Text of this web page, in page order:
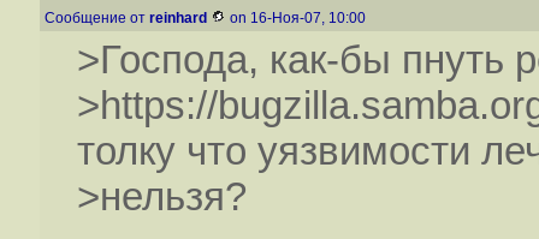
Сообщение от reinhard on 16-Ноя-07, 10:00
>Господа, как-бы пнуть
>https://
толку что уязвимости
>нельзя?